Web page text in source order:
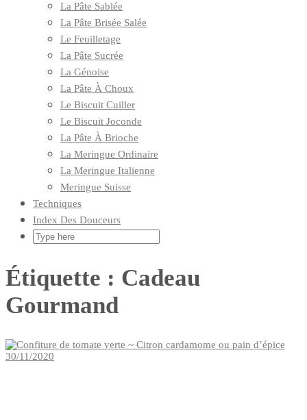
La Pâte Sablée
La Pâte Brisée Salée
Le Feuilletage
La Pâte Sucrée
La Génoise
La Pâte À Choux
Le Biscuit Cuiller
Le Biscuit Joconde
La Pâte À Brioche
La Meringue Ordinaire
La Meringue Italienne
Meringue Suisse
Techniques
Index Des Douceurs
Étiquette : Cadeau
Gourmand
30/11/2020